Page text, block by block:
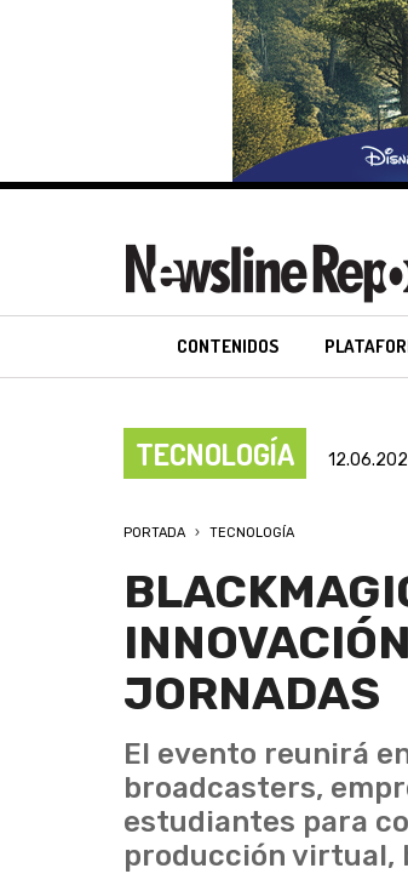
CONTENIDOS
TECNOLOGÍA
PORTADA TECNOLOGÍA
JORNADAS
El evento reunirá
broadcasters,
estudiantes para
producción virtual,